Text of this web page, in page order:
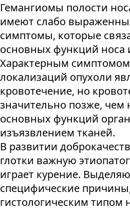
Гемангиомы полости
имеют слабо
симптомы, которые
основных функций носа
Характерным симптомом
локализаций опухоли
кровотечение, но
значительно позже, чем
основных функций
изъязвлением тканей.
В развитии
глотки важную
играет курение.
специфические
гистологическим типом